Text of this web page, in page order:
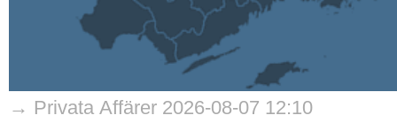
→ Privata Affärer 2026-08-07 12:10